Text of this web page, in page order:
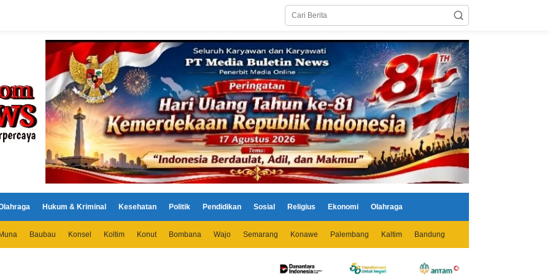
Hukum & Kriminal Kesehatan Politik Pendidikan Sosial Religius Ekonomi Olahraga
Baubau Konsel Koltim Konut Bombana Wajo Semarang Konawe Palembang Kaltim Bandung